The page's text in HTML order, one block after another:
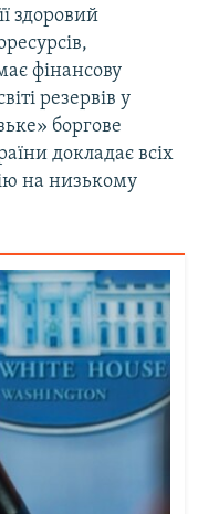
здоровий
фінансову
резервів у
боргове
докладає всіх
на низькому